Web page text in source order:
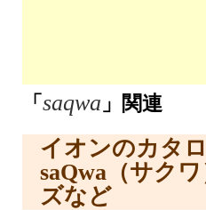
「 saqwa 」関連
イオンのカタ
saQwa（サク
ズなど